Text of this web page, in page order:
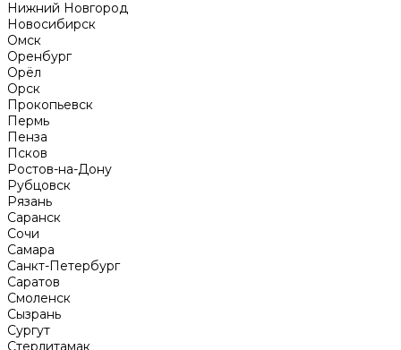
Нижний Новгород
Новосибирск
Омск
Оренбург
Орёл
Орск
Прокопьевск
Пермь
Пенза
Псков
Ростов-на-Дону
Рубцовск
Рязань
Саранск
Сочи
Самара
Санкт-Петербург
Саратов
Смоленск
Сызрань
Сургут
Стерлитамак